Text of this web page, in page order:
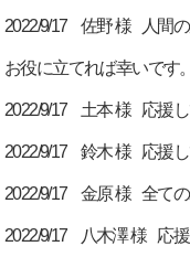
2022/9/17 佐野 様 人間
お役に立てれば幸いです。
2022/9/17 土本 様 応援し
2022/9/17 鈴木 様 応援し
2022/9/17 金原 様 全ての
2022/9/17 八木澤 様 応援